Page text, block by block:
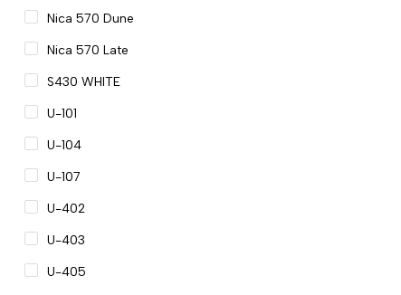
Nica 570 Dune
Nica 570 Late
S430 WHITE
U-101
U-104
U-107
U-402
U-403
U-405